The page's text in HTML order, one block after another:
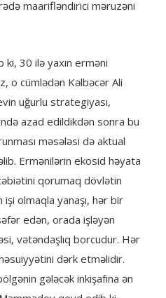
maarifləndirici məruzəni
ki, 30 ilə yaxın erməni
o cümlədən Kəlbəcər Ali
uğurlu strategiyası,
azad edildikdən sonra bu
məsələsi də aktual
Ermənilərin ekosid həyata
qorumaq dövlətin
işi olmaqla yanaşı, hər bir
edən, orada işləyən
vətəndaşlıq borcudur. Hər
dərk etməlidir.
gələcək inkişafına ən